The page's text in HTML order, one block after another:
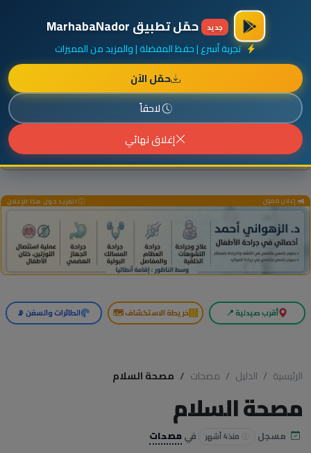
أضف نشاطك مجاناً
جديد حمّل تطبيق MarhabaNador
تجربة أسرع | حفظ المفضلة | والمزيد من المميزات
حمّل الآن
لاحقاً
إغلاق نهائي
إعلان ممول المزيد حول هذا الإعلان
إعلان ممول المزيد حول هذا الإعلان
أقرب صيدلية 📍 خريطة الاستكشاف 🗺️ الطائرات والسفن 📡
الرئيسية الدليل مصحات مصحة السلام
مصحة السلام
مسجل منذ 4 أشهر فيمصحات